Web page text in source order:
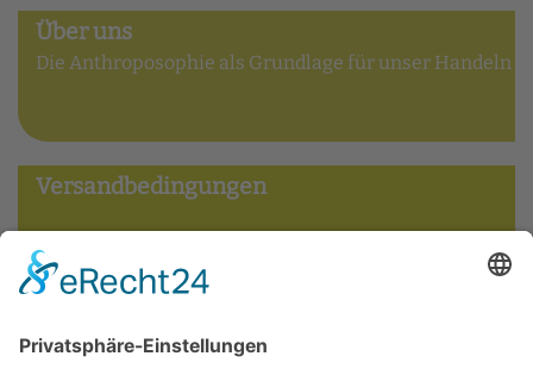
Über uns
Die Anthroposophie als Grundlage für unser Handeln
Versandbedingungen
Widerrufsbelehrung